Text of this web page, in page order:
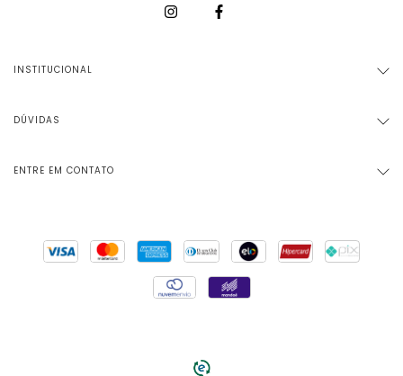
INSTITUCIONAL
DÚVIDAS
ENTRE EM CONTATO